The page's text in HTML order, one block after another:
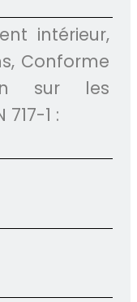
intérieur,
Conforme
sur les
1 :